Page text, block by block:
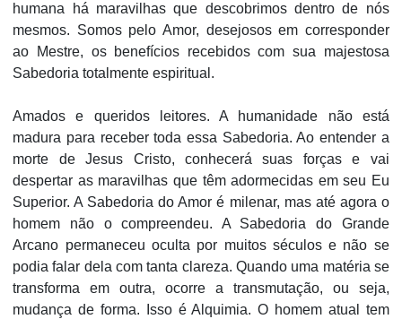
humana há maravilhas que descobrimos dentro de nós
mesmos. Somos pelo Amor, desejosos em corresponder
ao Mestre, os benefícios recebidos com sua majestosa
Sabedoria totalmente espiritual.
Amados e queridos leitores. A humanidade não está
madura para receber toda essa Sabedoria. Ao entender a
morte de Jesus Cristo, conhecerá suas forças e vai
despertar as maravilhas que têm adormecidas em seu Eu
Superior. A Sabedoria do Amor é milenar, mas até agora o
homem não o compreendeu. A Sabedoria do Grande
Arcano permaneceu oculta por muitos séculos e não se
podia falar dela com tanta clareza. Quando uma matéria se
transforma em outra, ocorre a transmutação, ou seja,
mudança de forma. Isso é Alquimia. O homem atual tem